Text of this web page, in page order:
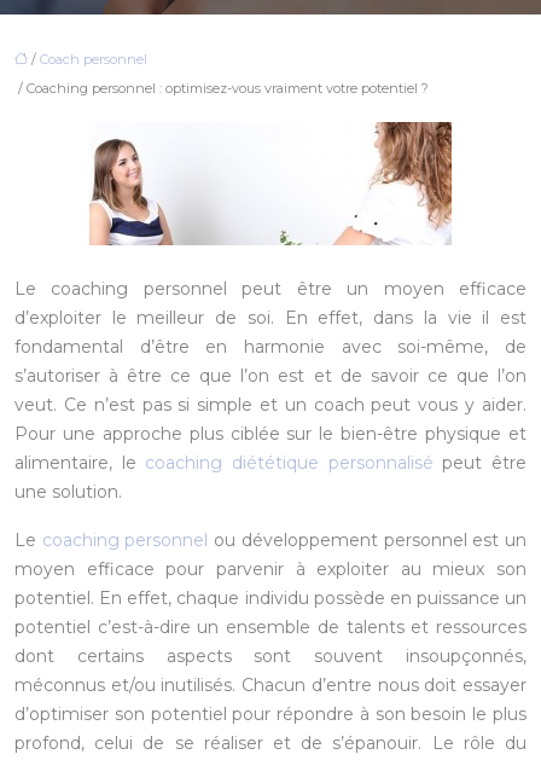
/ Coach personnel
/ Coaching personnel : optimisez-vous vraiment votre potentiel ?
Le coaching personnel peut être un moyen efficace
d’exploiter le meilleur de soi. En effet, dans la vie il est
fondamental d’être en harmonie avec soi-même, de
s’autoriser à être ce que l’on est et de savoir ce que l’on
veut. Ce n’est pas si simple et un coach peut vous y aider.
Pour une approche plus ciblée sur le bien-être physique et
alimentaire, le coaching diététique personnalisé peut être
une solution.
Le coaching personnel ou développement personnel est un
moyen efficace pour parvenir à exploiter au mieux son
potentiel. En effet, chaque individu possède en puissance un
potentiel c’est-à-dire un ensemble de talents et ressources
dont certains aspects sont souvent insoupçonnés,
méconnus et/ou inutilisés. Chacun d’entre nous doit essayer
d’optimiser son potentiel pour répondre à son besoin le plus
profond, celui de se réaliser et de s’épanouir. Le rôle du